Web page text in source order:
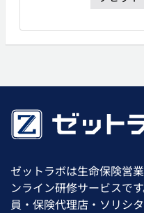
ゼットラボは生命保険営
ンライン研修サービスで
員・保険代理店・ソリシ